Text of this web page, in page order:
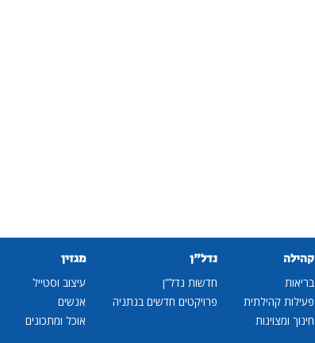
קהילה
בריאות
פעילות קהילתית
חינוך ומצוינות
נדל"ן
חדשות נדל"ן
פרויקטים חדשים בנתניה
מגזין
עיצוב וסטייל
אנשים
אוכל ומתכונים